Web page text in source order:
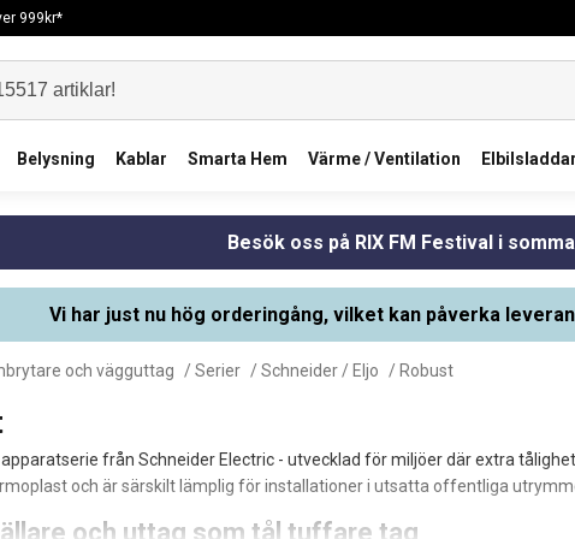
999kr*
Belysning Kablar Smarta Hem Värme / Ventilation
Besök oss på RIX FM Festival i
Vi har just nu hög orderingång, vilket kan påverka
och vägguttag /Serier /Schneider / Eljo / Robust
från Schneider Electric - utvecklad för miljöer där extra
och är särskilt lämplig för installationer i utsatta offentliga
och uttag som tål tuffare tag